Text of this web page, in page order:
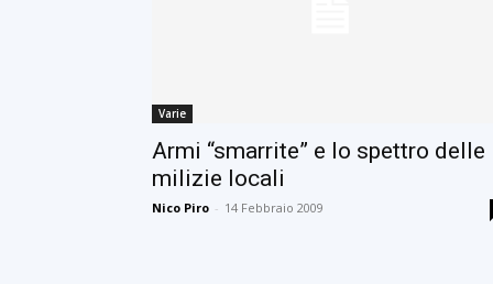
Varie
Armi “smarrite” e lo spettro delle
milizie locali
Nico Piro - 14 Febbraio 2009